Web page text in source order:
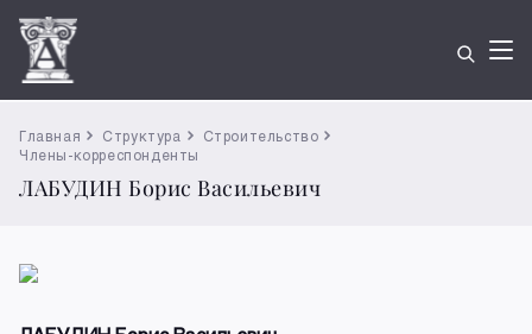
Главная Структура
Строительство
Члены-корреспонденты
ЛАБУДИН Борис Васильевич